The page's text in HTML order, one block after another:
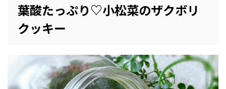
葉酸たっぷり♡小松菜のザクボリ
クッキー